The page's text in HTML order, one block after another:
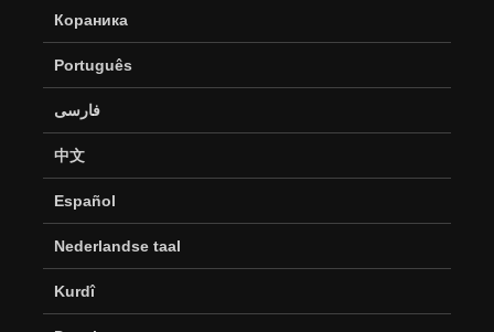
Кораника
Português
فارسی
中文
Español
Nederlandse taal
Kurdî